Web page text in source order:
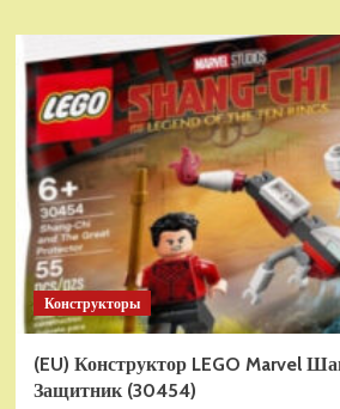
(EU)
Конструктор
LEGO
City
Лаборатория
космических
наук
(60439)
Конструкторы
(EU) Конструктор LEGO Marvel
Защитник (30454)